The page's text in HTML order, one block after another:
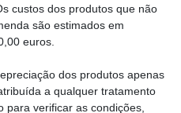
custos dos produtos que não
são estimados em
euros.
dos produtos apenas
a qualquer tratamento
para verificar as condições,